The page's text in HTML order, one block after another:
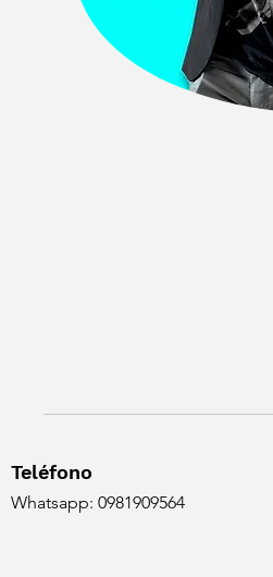
Teléfono
Whatsapp: 0981909564